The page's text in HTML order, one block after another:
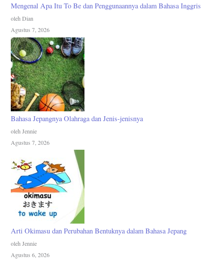
Mengenal Apa Itu To Be dan Penggunaannya dalam Bahasa Inggris
oleh Dian
Agustus 7, 2026
Bahasa Jepangnya Olahraga dan Jenis-jenisnya
oleh Jennie
Agustus 7, 2026
Arti Okimasu dan Perubahan Bentuknya dalam Bahasa Jepang
oleh Jennie
Agustus 6, 2026